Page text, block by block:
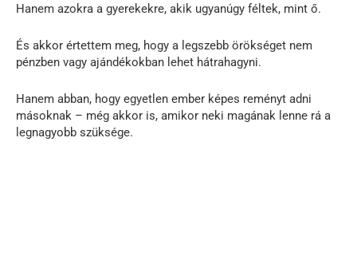
Hanem azokra a gyerekekre, akik ugyanúgy féltek, mint ő.
És akkor értettem meg, hogy a legszebb örökséget nem
pénzben vagy ajándékokban lehet hátrahagyni.
Hanem abban, hogy egyetlen ember képes reményt adni
másoknak – még akkor is, amikor neki magának lenne rá a
legnagyobb szüksége.